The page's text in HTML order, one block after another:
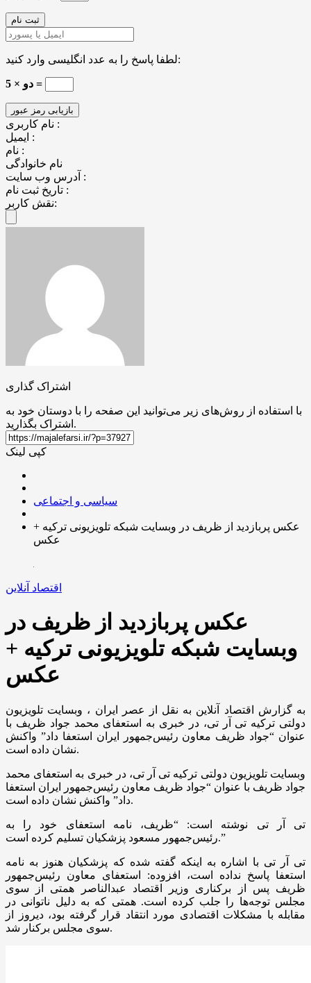
لطفا پاسخ را به عدد انگلیسی وارد کنید:
5 × دو =
نام کاربری :
ایمیل :
نام :
نام خانوادگی
آدرس وب سایت :
تاریخ ثبت نام :
نقش کاربر:
اشتراک گذاری
با استفاده از روش‌های زیر می‌توانید این صفحه را با دوستان خود به
اشتراک بگذارید.
کپی لینک
سیاسی و اجتماعی
عکس پربازدید از ظریف در وبسایت شبکه تلویزیونی ترکیه +
عکس
اقتصاد آنلاین
عکس پربازدید از ظریف در
وبسایت شبکه تلویزیونی ترکیه +
عکس
به گزارش اقتصاد آنلاین به نقل از عصر ایران ، وبسایت تلویزیون
دولتی ترکیه تی آر تی، در خبری به استعفای محمد جواد ظریف با
عنوان “جواد ظریف معاون رئیس‌جمهور ایران استعفا داد” واکنش
نشان داده است.
وبسایت تلویزیون دولتی ترکیه تی آر تی، در خبری به استعفای محمد
جواد ظریف با عنوان “جواد ظریف معاون رئیس‌جمهور ایران استعفا
داد” واکنش نشان داده است.
تی آر تی نوشته است: “ظریف، نامه استعفای خود را به
رئیس‌جمهور مسعود پزشکیان تسلیم کرده است.”
تی آر تی با اشاره به اینکه گفته شده که پزشکیان هنوز به نامه
استعفا پاسخ نداده است، افزوده: استعفای معاون رئیس‌جمهور
ظریف پس از برکناری وزیر اقتصاد عبدالناصر همتی از سوی
مجلس توجه‌ها را جلب کرده است. همتی که به دلیل ناتوانی در
مقابله با مشکلات اقتصادی مورد انتقاد قرار گرفته بود، دیروز از
سوی مجلس برکنار شد.